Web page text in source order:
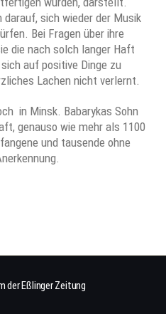
sich wieder der Musik
Bei Fragen über ihre
die nach solch langer Haft
auf positive Dinge zu
Lachen nicht verlernt.
in Minsk. Babarykas Sohn
genauso wie mehr als 1100
und tausende ohne
der Eßlinger Zeitung